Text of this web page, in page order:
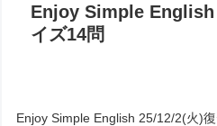
Enjoy Simple English
イズ14問
Enjoy Simple English 25/12/2(火)